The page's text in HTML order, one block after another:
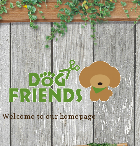
Welcome to our homepage